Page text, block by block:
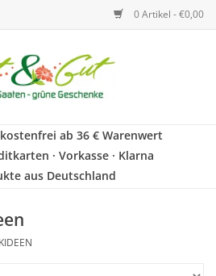
0 Artikel - €0,00
ab 36 € Warenwert
· Vorkasse · Klarna
aus Deutschland